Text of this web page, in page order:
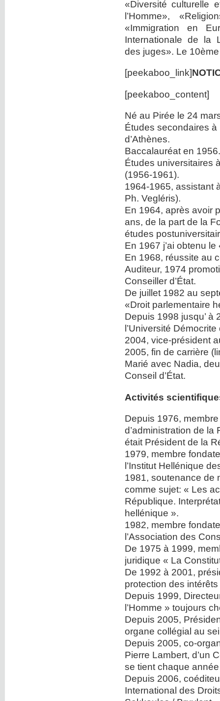
«Diversité culturelle
l’Homme»,
«Immigration en
Internationale de la
des juges». Le
[peekaboo_link]
[peekaboo_content]
Né au Pirée le 24
Études secondaires à
d’Athènes.
Baccalauréat en 1956.
Études universitaires
(1956-1961).
1964-1965, assistant
Ph. Vegléris).
En 1964, après avoir
ans, de la part de la
études
En 1967 j’ai obtenu
En 1968, réussite au
Auditeur, 1974
Conseiller d’État.
De juillet 1982 au
«Droit parlementaire
Depuis 1998 jusqu’ à
l’Université
2004, vice-président
2005, fin de carrière
Marié avec Nadia,
Conseil d’État.
Activités
Depuis 1976,
d’administration de la
était Président de la
1979, membre
l’Institut Hellénique
1981, soutenance de
comme sujet: « Les
République.
hellénique ».
1982, membre
l’Association des
De 1975 à 1999,
juridique « La
De 1992 à 2001,
protection des
Depuis 1999,
l’Homme » toujours
Depuis 2005,
organe collégial au
Depuis 2005, co-
Pierre Lambert, d’un
se tient chaque
Depuis 2006,
International des